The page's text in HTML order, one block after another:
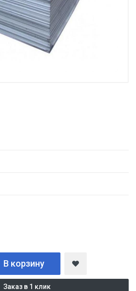
В корзину
Заказ в 1 клик